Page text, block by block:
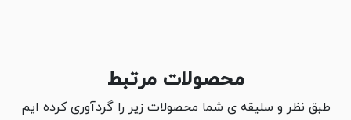
محصولات مرتبط
طبق نظر و سلیقه ی شما محصولات زیر را گردآوری کرده ایم